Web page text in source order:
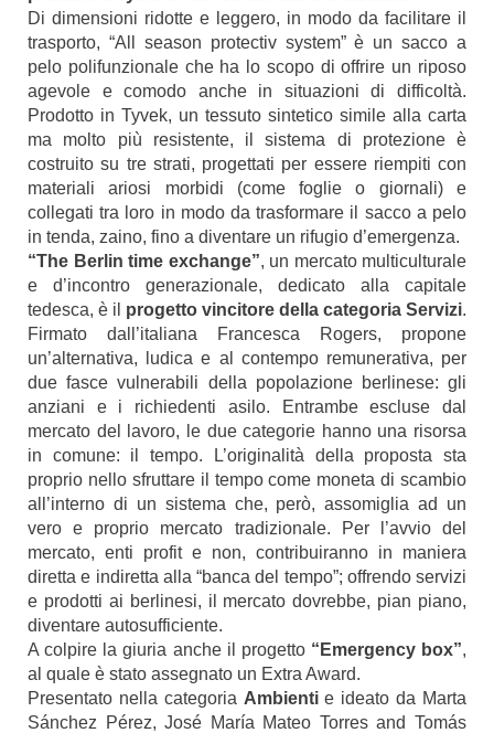
Di dimensioni ridotte e leggero, in modo da facilitare il
trasporto, “All season protectiv system” è un sacco a
pelo polifunzionale che ha lo scopo di offrire un riposo
agevole e comodo anche in situazioni di difficoltà.
Prodotto in Tyvek, un tessuto sintetico simile alla carta
ma molto più resistente, il sistema di protezione è
costruito su tre strati, progettati per essere riempiti con
materiali ariosi morbidi (come foglie o giornali) e
collegati tra loro in modo da trasformare il sacco a pelo
in tenda, zaino, fino a diventare un rifugio d’emergenza.
“The Berlin time exchange”, un mercato multiculturale
e d’incontro generazionale, dedicato alla capitale
tedesca, è il progetto vincitore della categoria Servizi.
Firmato dall’italiana Francesca Rogers, propone
un’alternativa, ludica e al contempo remunerativa, per
due fasce vulnerabili della popolazione berlinese: gli
anziani e i richiedenti asilo. Entrambe escluse dal
mercato del lavoro, le due categorie hanno una risorsa
in comune: il tempo. L’originalità della proposta sta
proprio nello sfruttare il tempo come moneta di scambio
all’interno di un sistema che, però, assomiglia ad un
vero e proprio mercato tradizionale. Per l’avvio del
mercato, enti profit e non, contribuiranno in maniera
diretta e indiretta alla “banca del tempo”; offrendo servizi
e prodotti ai berlinesi, il mercato dovrebbe, pian piano,
diventare autosufficiente.
A colpire la giuria anche il progetto “Emergency box”,
al quale è stato assegnato un Extra Award.
Presentato nella categoria Ambientie ideato da Marta
Sánchez Pérez, José María Mateo Torres and Tomás